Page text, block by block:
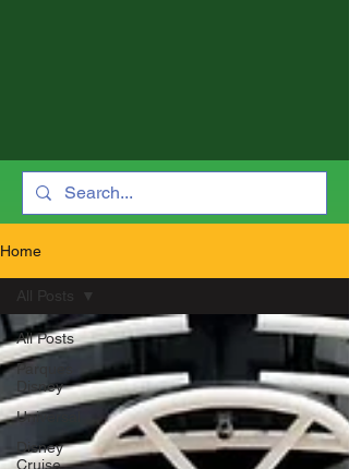
Home
All Posts
Parques
Disney
Universal
Disney
Cruise
All Posts